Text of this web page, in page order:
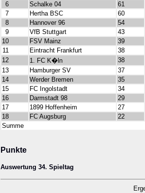
6
Schalke 04
61
7
Hertha BSC
60
8
Hannover 96
54
9
VfB Stuttgart
43
10
FSV Mainz
39
11
Eintracht Frankfurt
38
12
1. FC K�ln
38
13
Hamburger SV
37
14
Werder Bremen
35
15
FC Ingolstadt
34
16
Darmstadt 98
29
17
1899 Hoffenheim
27
18
FC Augsburg
22
Summe
Punkte
Auswertung 34. Spieltag